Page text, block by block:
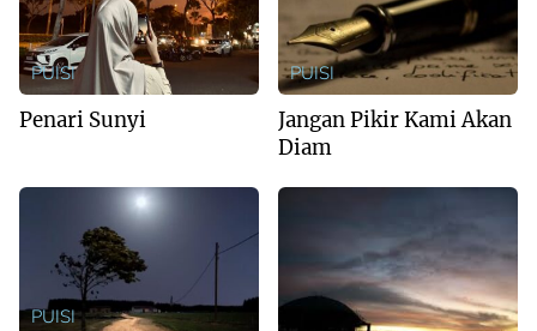
PUISI
Penari Sunyi
PUISI
Jangan Pikir Kami Akan
Diam
PUISI